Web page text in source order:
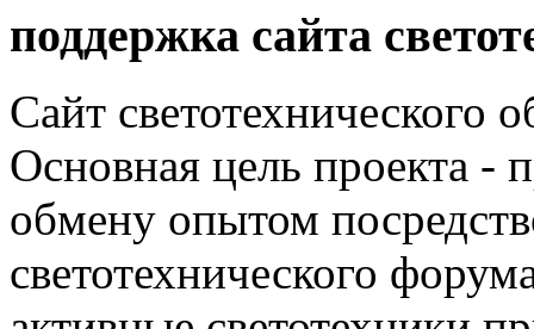
поддержка сайта
Сайт светотехнического
Основная цель проекта -
обмену опытом
светотехнического